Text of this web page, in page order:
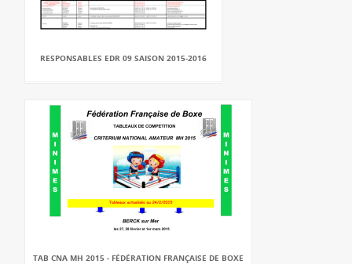
RESPONSABLES EDR 09 SAISON 2015-2016
TAB CNA MH 2015 - FÉDÉRATION FRANÇAISE DE BOXE